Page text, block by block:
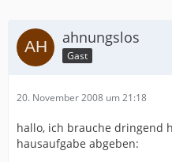
ahnungslos
Gast
20. November 2008 um 21:18
hallo, ich brauche dringend
hausaufgabe abgeben: